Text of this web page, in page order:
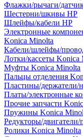
Флажки/рычаги/
Шестерни/шкивы HP
Шлейфы/кабели HP
Электронные
Konica Minolta
Кабели/шлейфы/
Лотки/кассеты Konica
Муфты Konica Minolta
Пальцы отделения
Пластины/держатели/
Платы/электронные
Прочие запчасти
Пружины Konica
Редукторы/
Ролики Konica Minolta